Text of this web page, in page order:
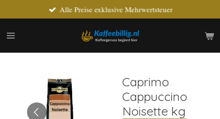
Hauptinhalt
springen
Alle Preise exklusive Mehrwertsteuer
Caprimo
Cappuccino
Noisette kg